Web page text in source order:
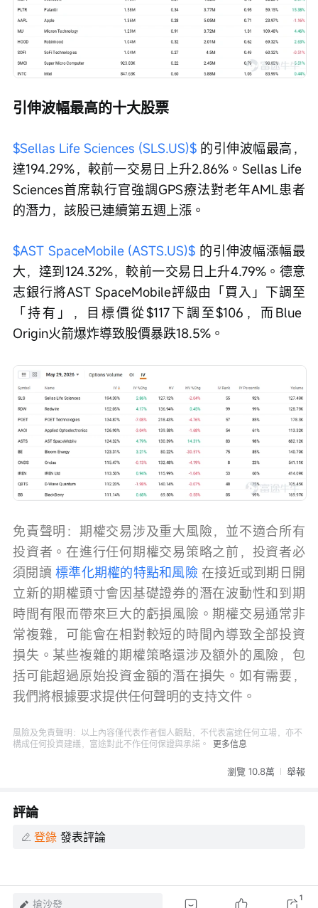
引伸波幅最高的十大股票
$Sellas Life Sciences (SLS.US)$ 的引伸波幅最高，
達194.29%，較前一交易日上升2.86%。Sellas Life
Sciences首席執行官強調GPS療法對老年AML患者
的潛力，該股已連續第五週上漲。
$AST SpaceMobile (ASTS.US)$ 的引伸波幅漲幅最
大，達到124.32%，較前一交易日上升4.79%。德意
志銀行將AST SpaceMobile評級由「買入」下調至
「持有」，目標價從$117下調至$106，而Blue
Origin火箭爆炸導致股價暴跌18.5%。
免責聲明：期權交易涉及重大風險，並不適合所有
投資者。在進行任何期權交易策略之前，投資者必
須閱讀 標準化期權的特點和風險 在接近或到期日開
立新的期權頭寸會因基礎證券的潛在波動性和到期
時間有限而帶來巨大的虧損風險。期權交易通常非
常複雜，可能會在相對較短的時間內導致全部投資
損失。某些複雜的期權策略還涉及額外的風險，包
括可能超過原始投資金額的潛在損失。如有需要，
我們將根據要求提供任何聲明的支持文件。
風險及免責聲明：以上內容僅代表作者個人觀點，不代表富途任何立場，亦不
構成任何投資建議，富途對此不作任何保證與承諾。
更多信息
瀏覽 10.8萬 舉報
評論
登錄 發表評論
搶沙發 1